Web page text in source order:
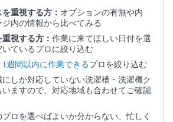
重視する方： オプションの有無や内
内の情報から比べてみる
視する方： 作業に来てほしい日付を選
ているプロに絞り込む
1週間以内に作業できるプロを絞り込む
しか対応していない洗濯槽・洗濯機ク
いますので、対応地域も合わせてご確認
ロを選べばよいか分からない、忙しく